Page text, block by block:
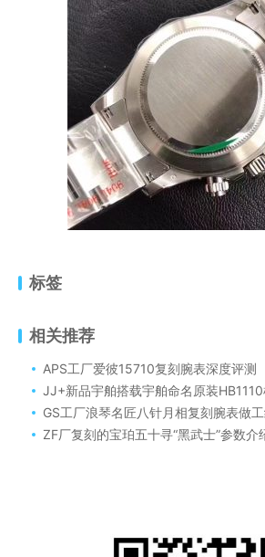
标签
相关推荐
APS工厂爱彼15710复刻腕表深度评测
JJ+新品宇舶搭载宇舶命名原装HB1110机芯，最
GS工厂浪琴名匠八针月相复刻腕表做
ZF厂复刻的宝珀五十寻“黑武士”参数介